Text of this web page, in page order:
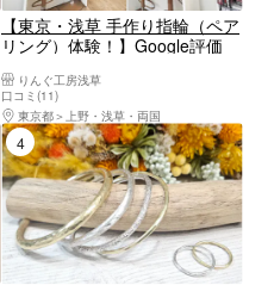
【東京・浅草 手作り指輪（ペア
リング）体験！】Google評価
注合金/豪華ノベルティー（証明
書・フラワーリングBOX）プレ
ゼント。
りんぐ工房浅草
口コミ(11)
東京都
上野・浅草・両国
4位